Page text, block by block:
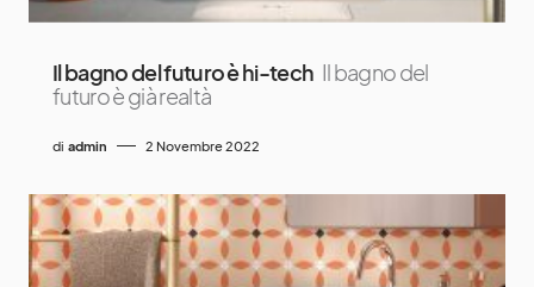
Il bagno del futuro è hi-tech Il bagno del
futuro è già realtà
di admin 2 Novembre 2022